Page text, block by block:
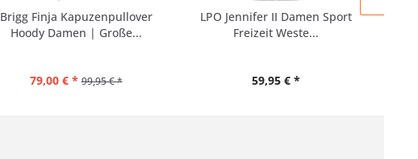
Brigg Finja Kapuzenpullover
Hoody Damen | Große...
79,00 € * 99,95 € *
LPO Jennifer II Damen Sport
Freizeit Weste...
59,95 € *